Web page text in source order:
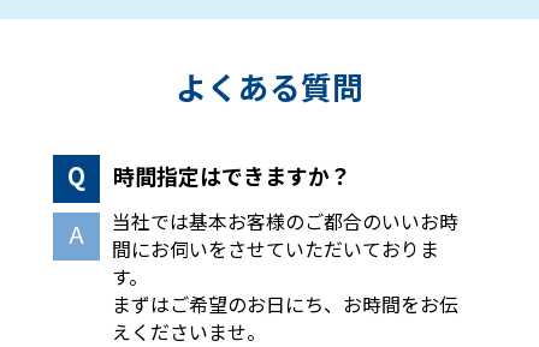
よくある質問
時間指定はできますか？
当社では基本お客様のご都合のいいお時
間にお伺いをさせていただいておりま
す。
まずはご希望のお日にち、お時間をお伝
えくださいませ。